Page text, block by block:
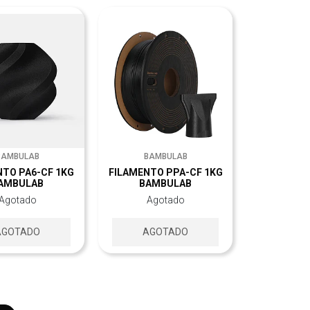
PA6-CF 1KG
BAMBULAB
FILAMENTO PPA-CF 1KG
BAMBULAB
Agotado
AGOTADO